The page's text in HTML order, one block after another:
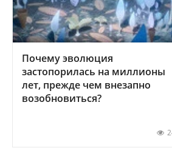
Почему эволюция
застопорилась на миллионы
лет, прежде чем внезапно
возобновиться?